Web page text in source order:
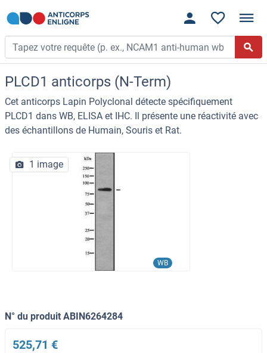
PLCD1 anticorps (N-Term)
Cet anticorps Lapin Polyclonal détecte spécifiquement
PLCD1 dans WB, ELISA et IHC. Il présente une réactivité avec
des échantillons de Humain, Souris et Rat.
WB
1 image
N° du produit ABIN6264284
525,71 €